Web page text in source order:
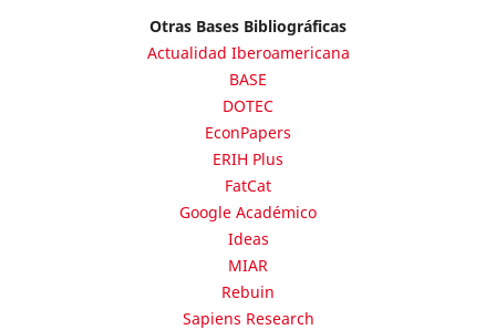
Otras Bases Bibliográficas
Actualidad Iberoamericana
BASE
DOTEC
EconPapers
ERIH Plus
FatCat
Google Académico
Ideas
MIAR
Rebuin
Sapiens Research